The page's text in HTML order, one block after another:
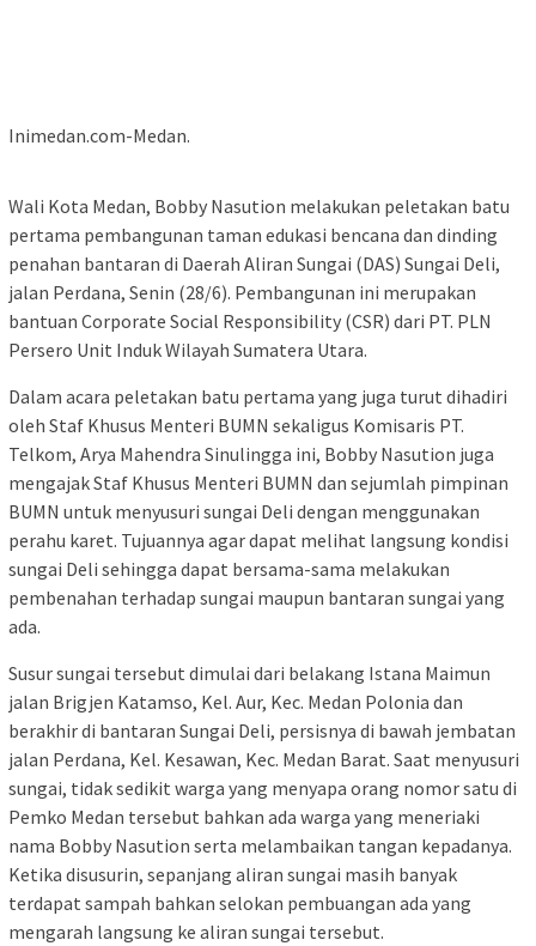
Inimedan.com-Medan.
Wali Kota Medan, Bobby Nasution melakukan peletakan batu
pertama pembangunan taman edukasi bencana dan dinding
penahan bantaran di Daerah Aliran Sungai (DAS) Sungai Deli,
jalan Perdana, Senin (28/6). Pembangunan ini merupakan
bantuan Corporate Social Responsibility (CSR) dari PT. PLN
Persero Unit Induk Wilayah Sumatera Utara.
Dalam acara peletakan batu pertama yang juga turut dihadiri
oleh Staf Khusus Menteri BUMN sekaligus Komisaris PT.
Telkom, Arya Mahendra Sinulingga ini, Bobby Nasution juga
mengajak Staf Khusus Menteri BUMN dan sejumlah pimpinan
BUMN untuk menyusuri sungai Deli dengan menggunakan
perahu karet. Tujuannya agar dapat melihat langsung kondisi
sungai Deli sehingga dapat bersama-sama melakukan
pembenahan terhadap sungai maupun bantaran sungai yang
ada.
Susur sungai tersebut dimulai dari belakang Istana Maimun
jalan Brigjen Katamso, Kel. Aur, Kec. Medan Polonia dan
berakhir di bantaran Sungai Deli, persisnya di bawah jembatan
jalan Perdana, Kel. Kesawan, Kec. Medan Barat. Saat menyusuri
sungai, tidak sedikit warga yang menyapa orang nomor satu di
Pemko Medan tersebut bahkan ada warga yang meneriaki
nama Bobby Nasution serta melambaikan tangan kepadanya.
Ketika disusurin, sepanjang aliran sungai masih banyak
terdapat sampah bahkan selokan pembuangan ada yang
mengarah langsung ke aliran sungai tersebut.